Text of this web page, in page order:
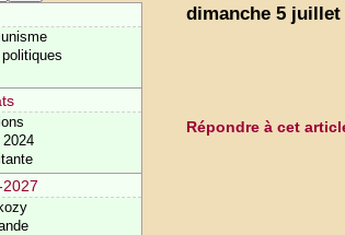
dimanche 5 juillet
Répondre à cet